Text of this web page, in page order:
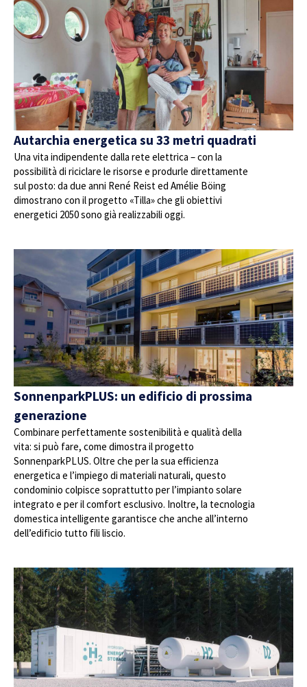
Autarchia energetica su 33 metri quadrati
Una vita indipendente dalla rete elettrica – con la
possibilità di riciclare le risorse e produrle direttamente
sul posto: da due anni René Reist ed Amélie Böing
dimostrano con il progetto «Tilla» che gli obiettivi
energetici 2050 sono già realizzabili oggi.
SonnenparkPLUS: un edificio di prossima
generazione
Combinare perfettamente sostenibilità e qualità della
vita: si può fare, come dimostra il progetto
SonnenparkPLUS. Oltre che per la sua efficienza
energetica e l’impiego di materiali naturali, questo
condominio colpisce soprattutto per l’impianto solare
integrato e per il comfort esclusivo. Inoltre, la tecnologia
domestica intelligente garantisce che anche all’interno
dell’edificio tutto fili liscio.